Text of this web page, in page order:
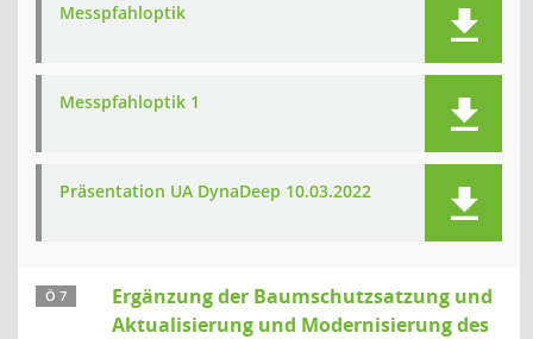
Messpfahloptik
Messpfahloptik 1
Präsentation UA DynaDeep 10.03.2022
Ö 7
Ergänzung der Baumschutzsatzung und
Aktualisierung und Modernisierung des